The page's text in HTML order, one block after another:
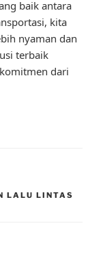
baik antara
kita
nyaman dan
terbaik
dari
LALU LINTAS